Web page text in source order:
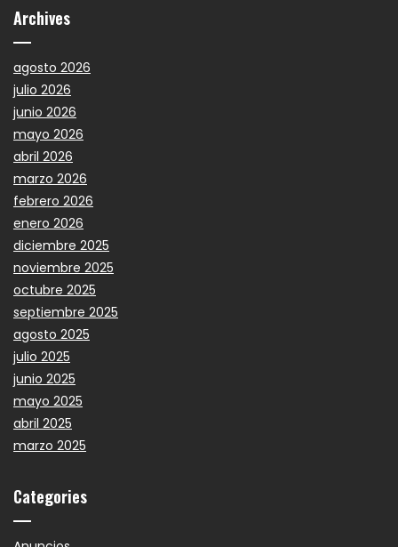
Archives
agosto 2026
julio 2026
junio 2026
mayo 2026
abril 2026
marzo 2026
febrero 2026
enero 2026
diciembre 2025
noviembre 2025
octubre 2025
septiembre 2025
agosto 2025
julio 2025
junio 2025
mayo 2025
abril 2025
marzo 2025
Categories